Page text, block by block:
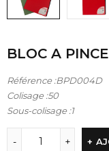
BLOC A
Référence :BPD004D
Colisage :50
Sous-colisage :1